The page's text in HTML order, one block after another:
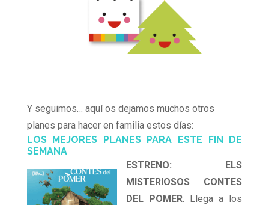
Y seguimos… aquí os dejamos muchos otros
planes para hacer en familia estos días:
LOS MEJORES PLANES PARA ESTE FIN DE
SEMANA
ESTRENO: ELS
MISTERIOSOS CONTES
DEL POMER. Llega a los